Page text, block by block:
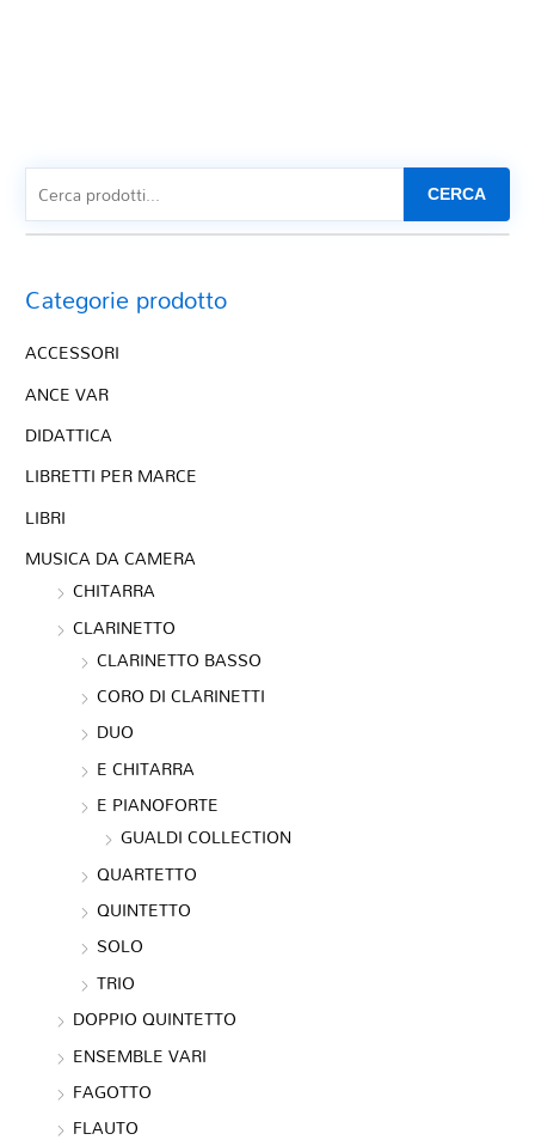
CERCA
Categorie prodotto
ACCESSORI
ANCE VAR
DIDATTICA
LIBRETTI PER MARCE
LIBRI
MUSICA DA CAMERA
CHITARRA
CLARINETTO
CLARINETTO BASSO
CORO DI CLARINETTI
DUO
E CHITARRA
E PIANOFORTE
GUALDI COLLECTION
QUARTETTO
QUINTETTO
SOLO
TRIO
DOPPIO QUINTETTO
ENSEMBLE VARI
FAGOTTO
FLAUTO